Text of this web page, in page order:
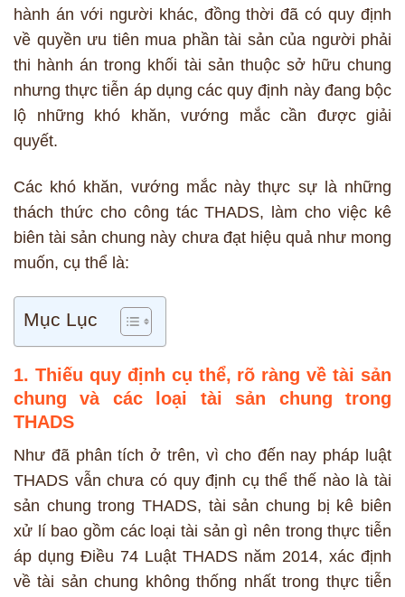
hành án với người khác, đồng thời đã có quy định
về quyền ưu tiên mua phần tài sản của người phải
thi hành án trong khối tài sản thuộc sở hữu chung
nhưng thực tiễn áp dụng các quy định này đang bộc
lộ những khó khăn, vướng mắc cần được giải
quyết.
Các khó khăn, vướng mắc này thực sự là những
thách thức cho công tác THADS, làm cho việc kê
biên tài sản chung này chưa đạt hiệu quả như mong
muốn, cụ thể là:
Mục Lục
1. Thiếu quy định cụ thể, rõ ràng về tài sản
chung và các loại tài sản chung trong
THADS
Như đã phân tích ở trên, vì cho đến nay pháp luật
THADS vẫn chưa có quy định cụ thể thế nào là tài
sản chung trong THADS, tài sản chung bị kê biên
xử lí bao gồm các loại tài sản gì nên trong thực tiễn
áp dụng Điều 74 Luật THADS năm 2014, xác định
về tài sản chung không thống nhất trong thực tiễn